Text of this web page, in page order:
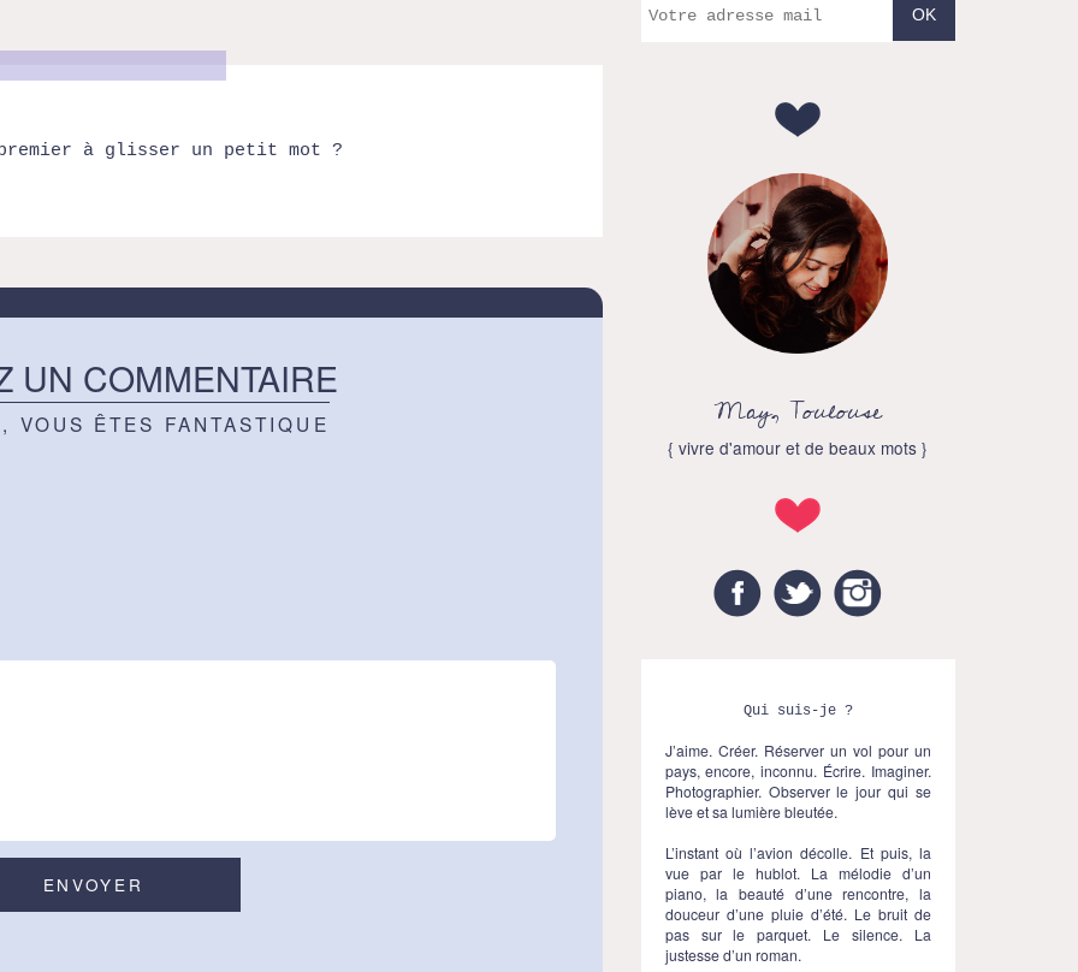
à glisser un petit mot ?
UN COMMENTAIRE
VOUS ÊTES FANTASTIQUE May, Toulouse
{ vivre d'amour et de beaux mots }
FacebookTwitter
Qui suis-je ?
J’aime. Créer. Réserver un vol pour un
pays, encore, inconnu. Écrire. Imaginer.
Photographier. Observer le jour qui se
lève et sa lumière bleutée.
L’instant où l’avion décolle. Et puis, la
vue par le hublot. La mélodie d’un
piano, la beauté d’une rencontre, la
douceur d’une pluie d’été. Le bruit de
pas sur le parquet. Le silence. La
justesse d’un roman.